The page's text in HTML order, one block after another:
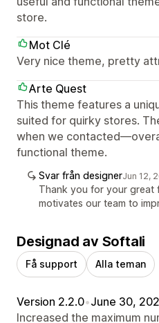
store.
Mot Clé
Very nice theme, pretty
Arte Quest
This theme features a
suited for quirky stores.
when we
functional theme.
Svar från designerJun 12,
Thank you for your great
motivates our team to
Designad av Softali
Få support Alla teman
Version 2.2.0•June 30,
Increased the maximum